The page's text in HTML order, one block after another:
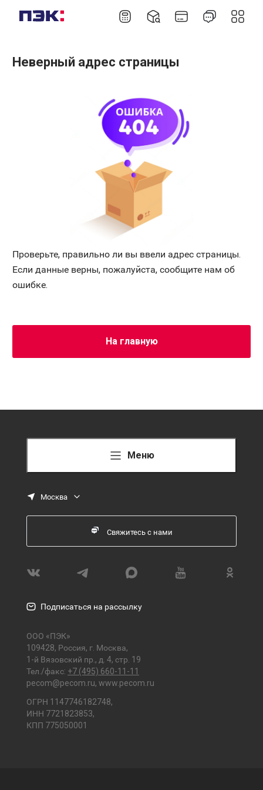
Неверный адрес страницы
Проверьте, правильно ли вы ввели адрес страницы.
Если данные верны, пожалуйста, сообщите нам об
ошибке.
На главную
Меню
Москва
Свяжитесь с нами
Подписаться на рассылку
ООО «ПЭК»
109428, Россия, г. Москва,
1-й Вязовский пр., д. 4, стр. 19
Тел./факс: +7 (495) 660-11-11
pecom@pecom.ru, www.pecom.ru
ОГРН 1147746182748,
ИНН 7721823853,
КПП 775050001